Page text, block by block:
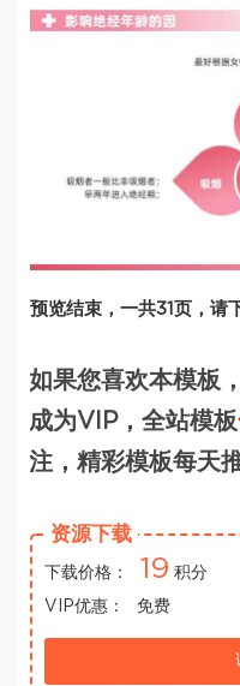
预览结束，一共31页，请
如果您喜欢本模板
成为VIP，全站模板
注，精彩模板每天
资源下载
下载价格： 19 积分
VIP优惠：
免费